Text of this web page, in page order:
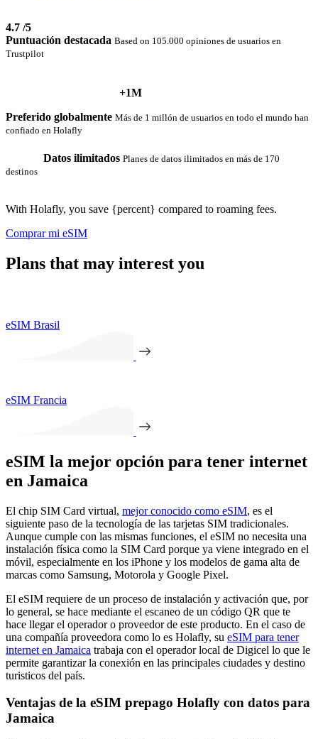
4.7 /5
Puntuación destacada Based on 105.000 opiniones de usuarios en
Trustpilot
+1M
Preferido globalmente Más de 1 millón de usuarios en todo el mundo han
confiado en Holafly
Datos ilimitados Planes de datos ilimitados en más de 170
destinos
With Holafly, you save {percent} compared to roaming fees.
Comprar mi eSIM
Plans that may interest you
eSIM Brasil
eSIM Francia
eSIM la mejor opción para tener internet
en Jamaica
El chip SIM Card virtual, mejor conocido como eSIM, es el
siguiente paso de la tecnología de las tarjetas SIM tradicionales.
Aunque cumple con las mismas funciones, el eSIM no necesita una
instalación física como la SIM Card porque ya viene integrado en el
móvil, especialmente en los iPhone y los modelos de gama alta de
marcas como Samsung, Motorola y Google Pixel.
El eSIM requiere de un proceso de instalación y activación que, por
lo general, se hace mediante el escaneo de un código QR que te
hace llegar el operador o proveedor de este producto. En el caso de
una compañía proveedora como lo es Holafly, su eSIM para tener
internet en Jamaica trabaja con el operador local de Digicel lo que le
permite garantizar la conexión en las principales ciudades y destino
turisticos del país.
Ventajas de la eSIM prepago Holafly con datos para
Jamaica